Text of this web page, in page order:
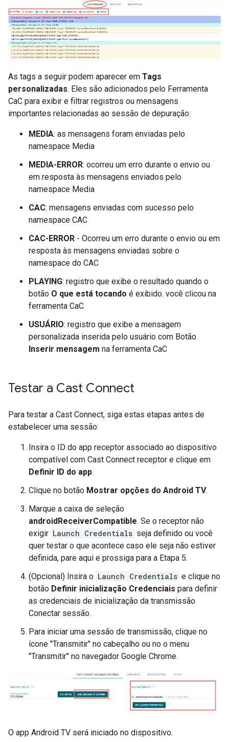
As tags a seguir podem aparecer em Tags
personalizadas. Eles são adicionados pelo Ferramenta
CaC para exibir e filtrar registros ou mensagens
importantes relacionadas ao sessão de depuração:
MEDIA: as mensagens foram enviadas pelo
namespace Media
MEDIA-ERROR: ocorreu um erro durante o envio ou
em resposta às mensagens enviados pelo
namespace Media
CAC: mensagens enviadas com sucesso pelo
namespace CAC
CAC-ERROR - Ocorreu um erro durante o envio ou em
resposta às mensagens enviadas sobre o
namespace do CAC
PLAYING: registro que exibe o resultado quando o
botão O que está tocando é exibido. você clicou na
ferramenta CaC
USUÁRIO: registro que exibe a mensagem
personalizada inserida pelo usuário com Botão
Inserir mensagem na ferramenta CaC
Testar a Cast Connect
Para testar a Cast Connect, siga estas etapas antes de
estabelecer uma sessão:
Insira o ID do app receptor associado ao dispositivo
compatível com Cast Connect receptor e clique em
Definir ID do app.
Clique no botão Mostrar opções do Android TV.
Marque a caixa de seleção
androidReceiverCompatible. Se o receptor não
exigir Launch Credentials seja definido ou você
quer testar o que acontece caso ele seja não estiver
definida, pare aqui e prossiga para a Etapa 5.
(Opcional) Insira o Launch Credentials e clique no
botão Definir inicialização Credenciais para definir
as credenciais de inicialização da transmissão
Conectar sessão.
Para iniciar uma sessão de transmissão, clique no
ícone "Transmitir" no cabeçalho ou no o menu
"Transmitir" no navegador Google Chrome.
O app Android TV será iniciado no dispositivo.